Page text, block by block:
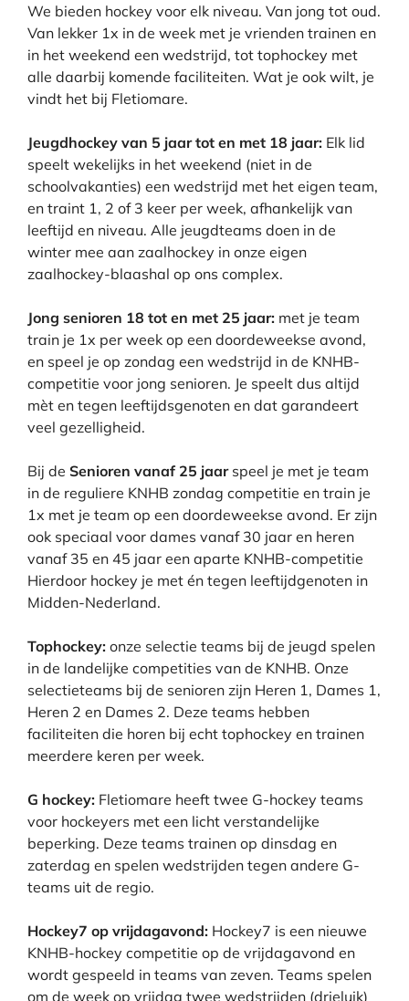
We bieden hockey voor elk niveau. Van jong tot oud.
Van lekker 1x in de week met je vrienden trainen en
in het weekend een wedstrijd, tot tophockey met
alle daarbij komende faciliteiten. Wat je ook wilt, je
vindt het bij Fletiomare.
Jeugdhockey van 5 jaar tot en met 18 jaar: Elk lid
speelt wekelijks in het weekend (niet in de
schoolvakanties) een wedstrijd met het eigen team,
en traint 1, 2 of 3 keer per week, afhankelijk van
leeftijd en niveau. Alle jeugdteams doen in de
winter mee aan zaalhockey in onze eigen
zaalhockey-blaashal op ons complex.
Jong senioren 18 tot en met 25 jaar: met je team
train je 1x per week op een doordeweekse avond,
en speel je op zondag een wedstrijd in de KNHB-
competitie voor jong senioren. Je speelt dus altijd
mèt en tegen leeftijdsgenoten en dat garandeert
veel gezelligheid.
Bij de Senioren vanaf 25 jaarspeel je met je team
in de reguliere KNHB zondag competitie en train je
1x met je team op een doordeweekse avond. Er zijn
ook speciaal voor dames vanaf 30 jaar en heren
vanaf 35 en 45 jaar een aparte KNHB-competitie
Hierdoor hockey je met én tegen leeftijdgenoten in
Midden-Nederland.
Tophockey: onze selectie teams bij de jeugd spelen
in de landelijke competities van de KNHB. Onze
selectieteams bij de senioren zijn Heren 1, Dames 1,
Heren 2 en Dames 2. Deze teams hebben
faciliteiten die horen bij echt tophockey en trainen
meerdere keren per week.
G hockey: Fletiomare heeft twee G-hockey teams
voor hockeyers met een licht verstandelijke
beperking. Deze teams trainen op dinsdag en
zaterdag en spelen wedstrijden tegen andere G-
teams uit de regio.
Hockey7 op vrijdagavond: Hockey7 is een nieuwe
KNHB-hockey competitie op de vrijdagavond en
wordt gespeeld in teams van zeven. Teams spelen
om de week op vrijdag twee wedstrijden (drieluik)